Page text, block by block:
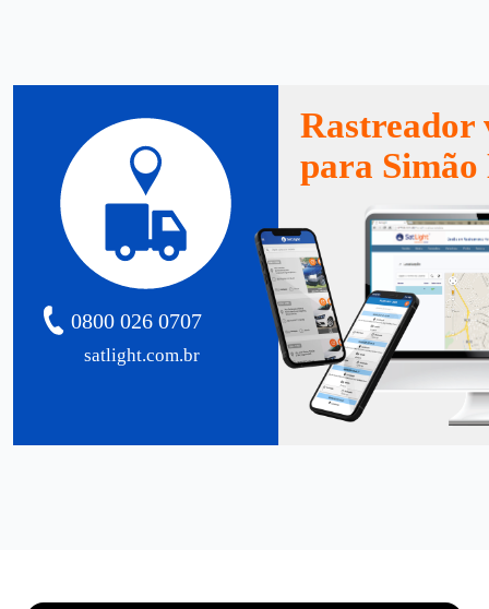
satlight.com.br
0800 026 0707
Rastreador
para Simão